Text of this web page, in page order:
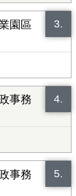
3.
園區
4.
事務
5.
事務